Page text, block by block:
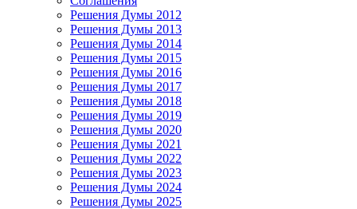
Решения Думы 2012
Решения Думы 2013
Решения Думы 2014
Решения Думы 2015
Решения Думы 2016
Решения Думы 2017
Решения Думы 2018
Решения Думы 2019
Решения Думы 2020
Решения Думы 2021
Решения Думы 2022
Решения Думы 2023
Решения Думы 2024
Решения Думы 2025